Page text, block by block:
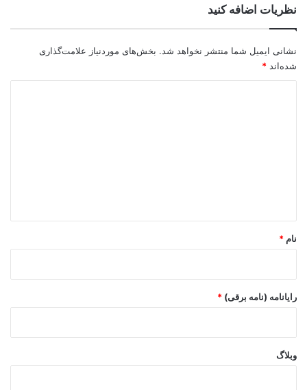
نظریات اضافه کنید
نشانی ایمیل شما منتشر نخواهد شد. بخش‌های موردنیاز علامت‌گذاری
شده‌اند *
نام *
رایانامه (نامه برقی) *
وبلاگ